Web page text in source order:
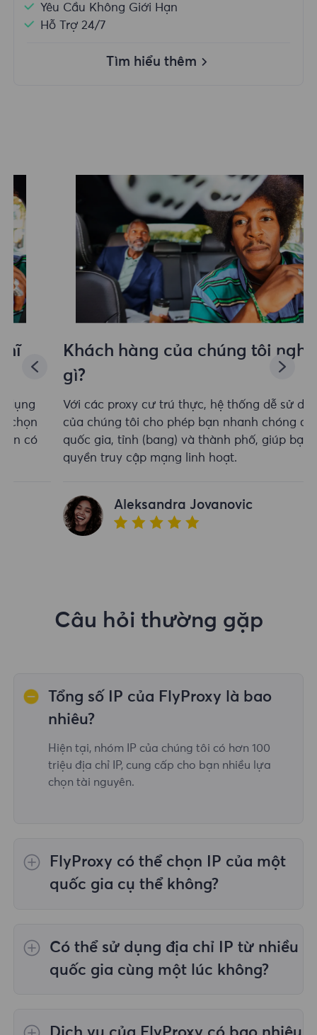
Yêu Cầu Không Giới Hạn
Hỗ Trợ 24/7
Tìm hiểu thêm
Khách hàng của chúng tôi nghĩ
gì?
Với các proxy cư trú thực, hệ thống dễ sử dụng
của chúng tôi cho phép bạn nhanh chóng chọn
quốc gia, tỉnh (bang) và thành phố, giúp bạn có
quyền truy cập mạng linh hoạt.
Aleksandra Jovanovic
Câu hỏi thường gặp
Tổng số IP của FlyProxy là bao
nhiêu?
Hiện tại, nhóm IP của chúng tôi có hơn 100
triệu địa chỉ IP, cung cấp cho bạn nhiều lựa
chọn tài nguyên.
FlyProxy có thể chọn IP của một
quốc gia cụ thể không?
toàn thế giới; Proxy dân cư không giới hạn
không hỗ trợ việc lựa chọn proxy cho các
quốc gia/khu vực được chỉ định;
Proxy dân
thời điểm mua.
Có thể sử dụng địa chỉ IP từ nhiều
quốc gia cùng một lúc không?
những trường hợp bạn cần thực hiện tác vụ